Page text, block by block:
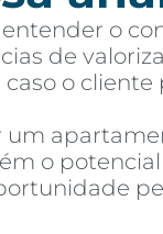
o
de
o
o